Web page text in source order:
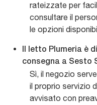
rateizzate per
consultare il
le opzioni
Il letto Plumeria è
consegna a Sesto
Sì, il negozio
il proprio servizio
avvisato con